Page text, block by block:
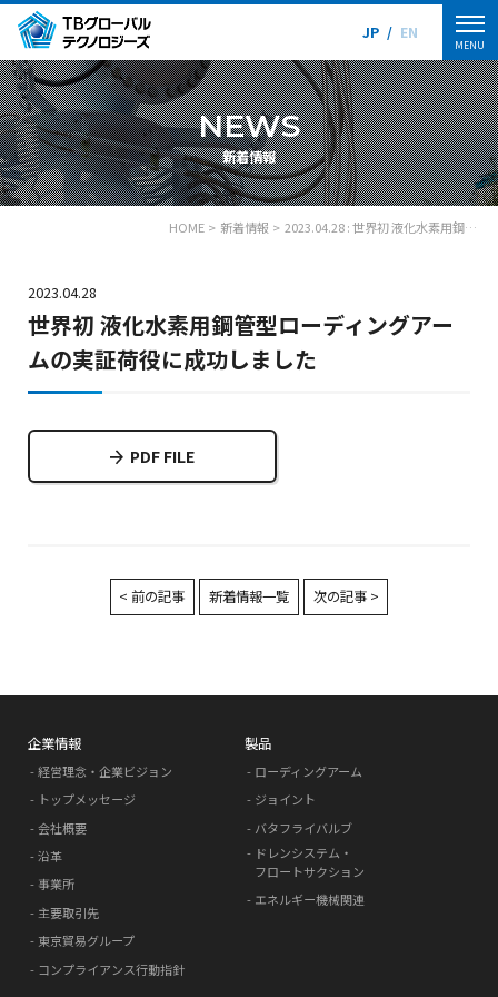
JP / EN
MENU
NEWS
新着情報
HOME 新着情報 2023.04.28 : 世界初 液化水素用鋼管型ローディングアームの実証荷役に成功しました
2023.04.28
世界初 液化水素用鋼管型ローディングアー
ムの実証荷役に成功しました
PDF FILE
< 前の記事 新着情報一覧 次の記事 >
企業情報
経営理念・企業ビジョン
トップメッセージ
会社概要
沿革
事業所
主要取引先
東京貿易グループ
コンプライアンス行動指針
製品
ローディングアーム
ジョイント
バタフライバルブ
ドレンシステム・
フロートサクション
エネルギー機械関連